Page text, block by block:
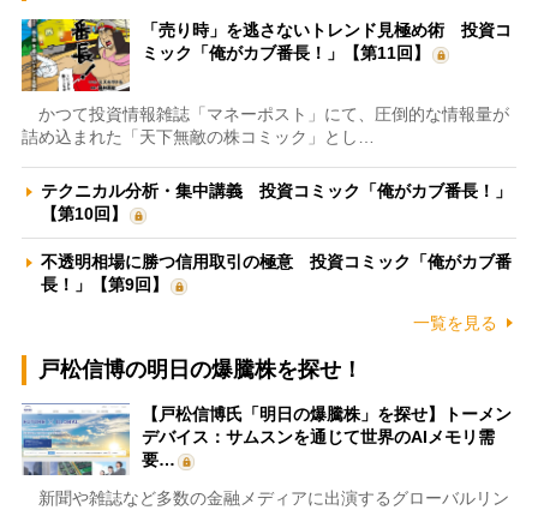
「売り時」を逃さないトレンド見極め術 投資コ
ミック「俺がカブ番長！」【第11回】
かつて投資情報雑誌「マネーポスト」にて、圧倒的な情報量が
詰め込まれた「天下無敵の株コミック」とし…
テクニカル分析・集中講義 投資コミック「俺がカブ番長！」
【第10回】
不透明相場に勝つ信用取引の極意 投資コミック「俺がカブ番
長！」【第9回】
一覧を見る
戸松信博の明日の爆騰株を探せ！
【戸松信博氏「明日の爆騰株」を探せ】トーメン
デバイス：サムスンを通じて世界のAIメモリ需
要…
新聞や雑誌など多数の金融メディアに出演するグローバルリン